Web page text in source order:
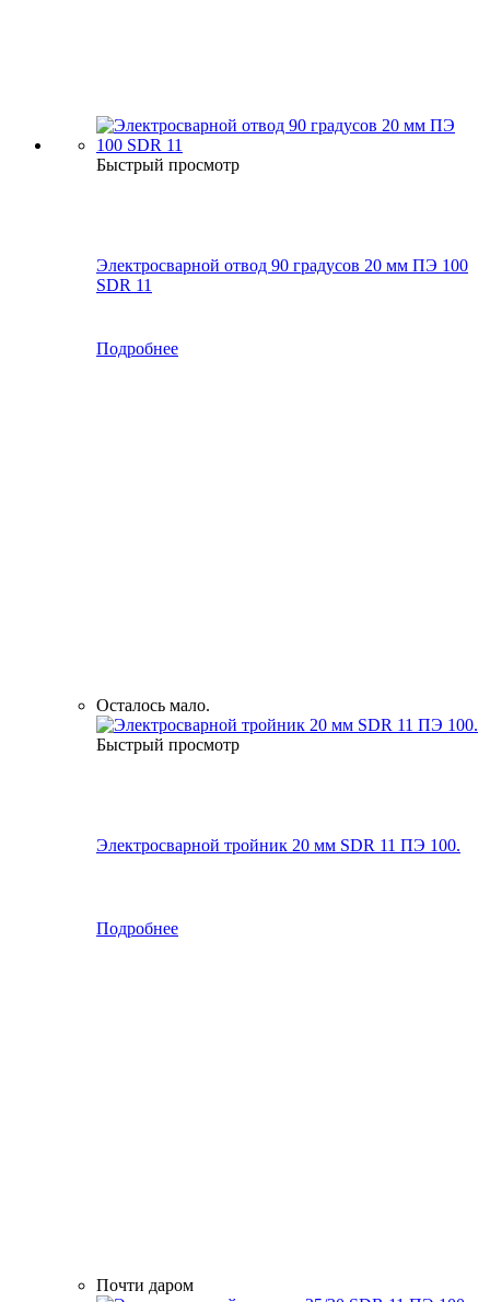
Быстрый просмотр
Электросварной отвод 90 градусов 20 мм ПЭ 100
SDR 11
Подробнее
Осталось мало.
Быстрый просмотр
Электросварной тройник 20 мм SDR 11 ПЭ 100.
Подробнее
Почти даром